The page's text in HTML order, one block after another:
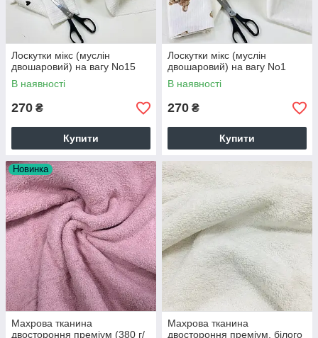
Лоскутки мікс (муслін
двошаровий) на вагу No15
В наявності
270 ₴
Купити
Лоскутки мікс (муслін
двошаровий) на вагу No1
В наявності
270 ₴
Купити
Новинка
Махрова тканина
двостороння преміум (380 г/
Махрова тканина
двостороння преміум, білого